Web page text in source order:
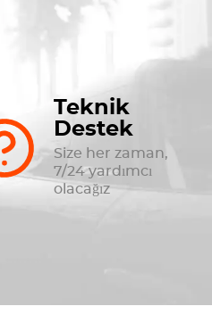
Teknik
Destek
Size her zaman,
7/24 yardımcı
olacağız